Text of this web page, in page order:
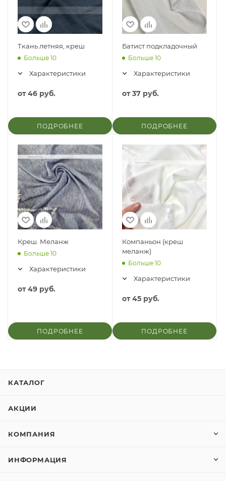
Ткань летняя, креш
Больше 10
Характеристики
от46 руб.
ПОДРОБНЕЕ
Батист подкладочный
Больше 10
Характеристики
от37 руб.
ПОДРОБНЕЕ
Креш. Меланж
Больше 10
Характеристики
от49 руб.
ПОДРОБНЕЕ
Компаньон (креш
меланж)
Больше 10
Характеристики
от45 руб.
ПОДРОБНЕЕ
КАТАЛОГ
АКЦИИ
КОМПАНИЯ
ИНФОРМАЦИЯ